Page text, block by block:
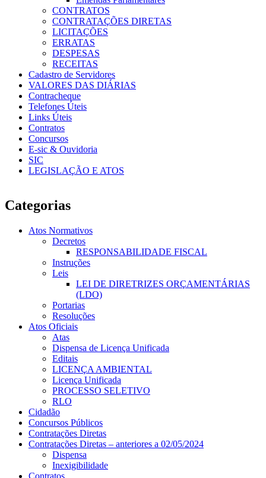
CONTRATOS
CONTRATAÇÕES DIRETAS
LICITAÇÕES
ERRATAS
DESPESAS
RECEITAS
Cadastro de Servidores
VALORES DAS DIÁRIAS
Contracheque
Telefones Úteis
Links Úteis
Contratos
Concursos
E-sic & Ouvidoria
SIC
LEGISLAÇÃO E ATOS
Categorias
Atos Normativos
Decretos
RESPONSABILIDADE FISCAL
Instruções
Leis
LEI DE DIRETRIZES ORÇAMENTÁRIAS
(LDO)
Portarias
Resoluções
Atos Oficiais
Atas
Dispensa de Licença Unificada
Editais
LICENÇA AMBIENTAL
Licença Unificada
PROCESSO SELETIVO
RLO
Cidadão
Concursos Públicos
Contratações Diretas
Contratações Diretas – anteriores a 02/05/2024
Dispensa
Inexigibilidade
Contratos